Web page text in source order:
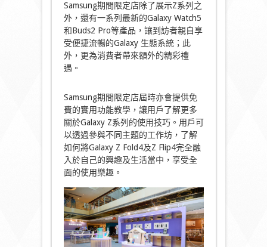
Samsung期間限定店除了展示Z系列之
外，還有一系列最新的Galaxy Watch5
和Buds2 Pro等產品，讓到訪者親自享
受便捷流暢的Galaxy 生態系統；此
外，更為消費者帶來額外的精彩禮
遇。
Samsung期間限定店屆時亦會提供免
費的實用功能教學，讓用戶了解更多
關於Galaxy Z系列的使用技巧。用戶可
以透過參與不同主題的工作坊，了解
如何將Galaxy Z Fold4及Z Flip4完全融
入於自己的興趣及生活當中，享受全
面的使用樂趣。